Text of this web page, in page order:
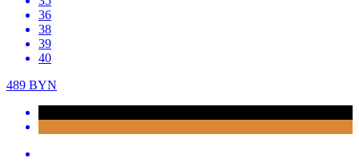
36
38
39
40
489 BYN